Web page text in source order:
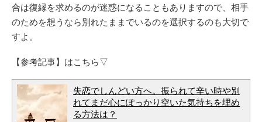
合は復縁を求めるのが迷惑になることもありますので、相手
のためを想うなら別れたままでいるのを選択するのも大切で
すよ。
【参考記事】はこちら▽
失恋でしんどい方へ。振られて辛い時や別
れてまだ心にぽっかり空いた気持ちを埋め
る方法は？